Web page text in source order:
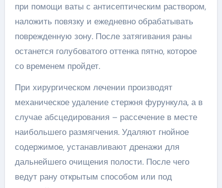
при помощи ваты с антисептическим раствором,
наложить повязку и ежедневно обрабатывать
поврежденную зону. После затягивания раны
останется голубоватого оттенка пятно, которое
со временем пройдет.
При хирургическом лечении производят
механическое удаление стержня фурункула, а в
случае абсцедирования – рассечение в месте
наибольшего размягчения. Удаляют гнойное
содержимое, устанавливают дренажи для
дальнейшего очищения полости. После чего
ведут рану открытым способом или под